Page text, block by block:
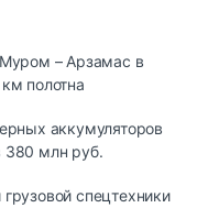
– Арзамас в
полотна
аккумуляторов
380 млн руб.
спецтехники